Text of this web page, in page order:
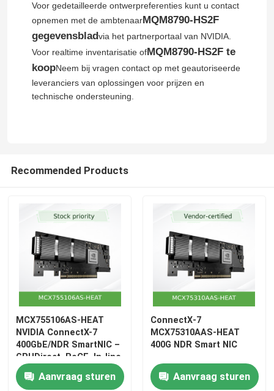
Extreme Draadloze Toegangspunten
Extreme netwerkschakelaar
Licentie voor extreme netwerken
De Schakelaar van het Ruckusnetwerk
De Schakelaar van Aruba
Cisco-schakelaar
Serverrack met geïntegreerde koeling
Glasvezelkabel en accessoires
Voor gedetailleerde ontwerpreferenties kunt u contact
opnemen met de ambtenaarMQM8790-HS2F
gegevensbladvia het partnerportaal van NVIDIA.
Voor realtime inventarisatie ofMQM8790-HS2F te
koopNeem bij vragen contact op met geautoriseerde
leveranciers van oplossingen voor prijzen en
technische ondersteuning.
Recommended Products
MCX755106AS-HEAT
NVIDIA ConnectX-7
400GbE/NDR SmartNIC –
GPUDirect, RoCE, In-line
Security
Aanvraag sturen
ConnectX‐7
MCX75310AAS‐HEAT
400G NDR Smart NIC
Aanvraag sturen